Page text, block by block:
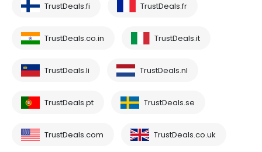
TrustDeals.fi TrustDeals.fr
TrustDeals.co.in TrustDeals.it
TrustDeals.li TrustDeals.nl
TrustDeals.pt TrustDeals.se
TrustDeals.com TrustDeals.co.uk